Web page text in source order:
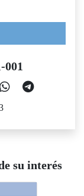
su interés